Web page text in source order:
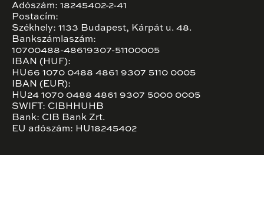
Adószám: 18245402-2-41
Postacím:
Székhely: 1133 Budapest, Kárpát u. 48.
Bankszámlaszám:
10700488-48619307-51100005
IBAN (HUF):
HU66 1070 0488 4861 9307 5110 0005
IBAN (EUR):
HU24 1070 0488 4861 9307 5000 0005
SWIFT: CIBHHUHB
Bank: CIB Bank Zrt.
EU adószám: HU18245402